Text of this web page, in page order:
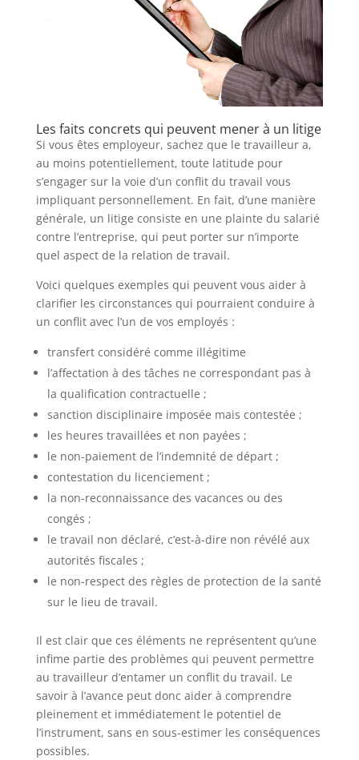
Les faits concrets qui peuvent mener à un litige
Si vous êtes employeur, sachez que le travailleur a,
au moins potentiellement, toute latitude pour
s’engager sur la voie d’un conflit du travail vous
impliquant personnellement. En fait, d’une manière
générale, un litige consiste en une plainte du salarié
contre l’entreprise, qui peut porter sur n’importe
quel aspect de la relation de travail.
Voici quelques exemples qui peuvent vous aider à
clarifier les circonstances qui pourraient conduire à
un conflit avec l’un de vos employés :
transfert considéré comme illégitime
l’affectation à des tâches ne correspondant pas à
la qualification contractuelle ;
sanction disciplinaire imposée mais contestée ;
les heures travaillées et non payées ;
le non-paiement de l’indemnité de départ ;
contestation du licenciement ;
la non-reconnaissance des vacances ou des
congés ;
le travail non déclaré, c’est-à-dire non révélé aux
autorités fiscales ;
le non-respect des règles de protection de la santé
sur le lieu de travail.
Il est clair que ces éléments ne représentent qu’une
infime partie des problèmes qui peuvent permettre
au travailleur d’entamer un conflit du travail. Le
savoir à l’avance peut donc aider à comprendre
pleinement et immédiatement le potentiel de
l’instrument, sans en sous-estimer les conséquences
possibles.